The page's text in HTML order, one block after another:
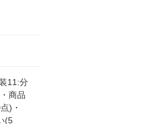
11:分
商品
)・
(5